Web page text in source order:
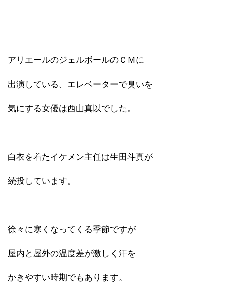
アリエールのジェルボールのＣＭに
出演している、エレベーターで臭いを
気にする女優は西山真以でした。
白衣を着たイケメン主任は生田斗真が
続投しています。
徐々に寒くなってくる季節ですが
屋内と屋外の温度差が激しく汗を
かきやすい時期でもあります。